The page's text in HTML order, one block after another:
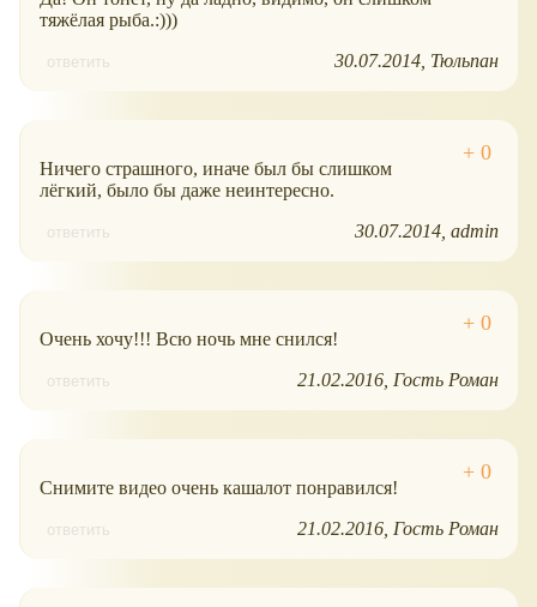
тяжёлая рыба.:)))
ответить 30.07.2014 Тюльпан
Ничего страшного, иначе был бы слишком
лёгкий, было бы даже неинтересно.
ответить 30.07.2014 admin
Очень хочу!!! Всю ночь мне снился!
ответить 21.02.2016 Гость Роман
Снимите видео очень кашалот понравился!
ответить 21.02.2016 Гость Роман